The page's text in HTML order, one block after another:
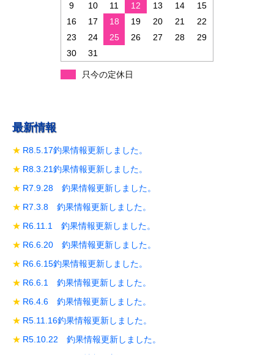
9
10 11 12 13 14
15
16
17 18 19 20 21
22
23
24 25 26 27 28
29
30
31
只今の定休日
最新情報
R8.5.17釣果情報更新しました。
R8.3.21釣果情報更新しました。
R7.9.28 釣果情報更新しました。
R7.3.8 釣果情報更新しました。
R6.11.1 釣果情報更新しました。
R6.6.20 釣果情報更新しました。
R6.6.15釣果情報更新しました。
R6.6.1 釣果情報更新しました。
R6.4.6 釣果情報更新しました。
R5.11.16釣果情報更新しました。
R5.10.22 釣果情報更新しました。